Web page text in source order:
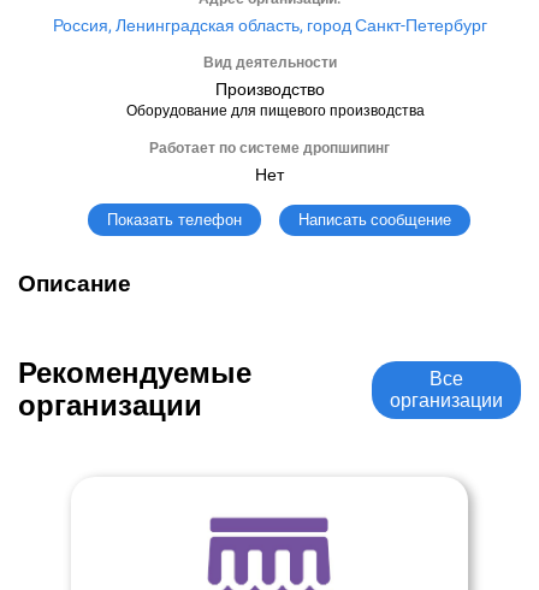
Россия, Ленинградская область, город Санкт-Петербург
Вид деятельности
Производство
Оборудование для пищевого производства
Работает по системе дропшипинг
Нет
Показать телефон Написать сообщение
Описание
Рекомендуемые
организации
Все
организации